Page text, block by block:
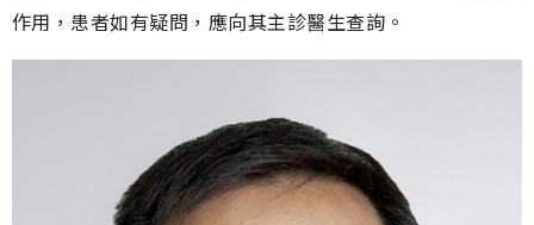
作用，患者如有疑問，應向其主診醫生查詢。